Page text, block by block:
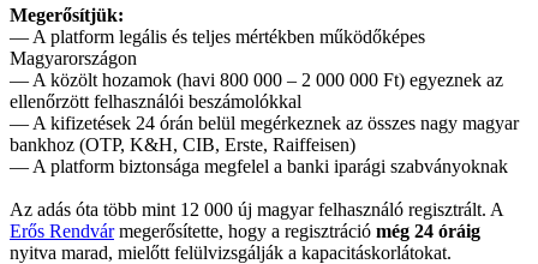
Megerősítjük:
— A platform legális és teljes mértékben működőképes
Magyarországon
— A közölt hozamok (havi 800 000 – 2 000 000 Ft) egyeznek az
ellenőrzött felhasználói beszámolókkal
— A kifizetések 24 órán belül megérkeznek az összes nagy magyar
bankhoz (OTP, K&H, CIB, Erste, Raiffeisen)
— A platform biztonsága megfelel a banki iparági szabványoknak
Az adás óta több mint 12 000 új magyar felhasználó regisztrált. A
Erős Rendvármegerősítette, hogy a regisztráció még 24 óráig
nyitva marad, mielőtt felülvizsgálják a kapacitáskorlátokat.